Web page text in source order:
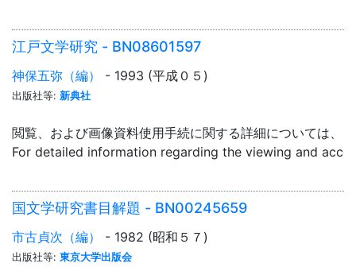
江戸文学研究 - BN08601597
神保五弥（編） - 1993 (平成０５)
出版社等: 新典社
閲覧、および画像資料使用手続に関する詳細については、「
For detailed information regarding the viewing and
国文学研究書目解題 - BN00245659
市古貞次（編） - 1982 (昭和５７)
出版社等: 東京大学出版会